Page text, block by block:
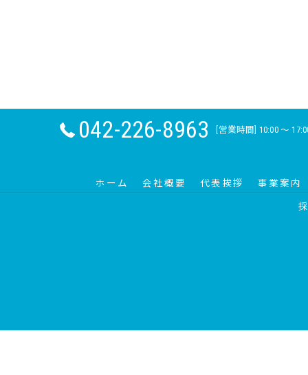
042-226-8963 [営業時間] 10:00 〜
ホーム 会社概要 代表挨拶 事業案内